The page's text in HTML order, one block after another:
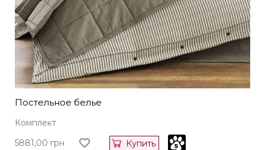
Постельное белье
Комплект
5881,00 грн Купить